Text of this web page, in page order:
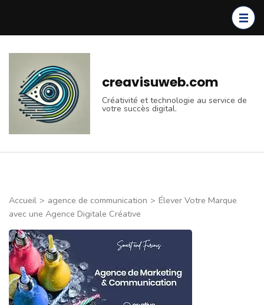
(Pressez
Entrée)
creavisuweb.com
Créativité et technologie au service de
votre succès digital.
Accueil > agence de communication > Élever Votre Marque
avec une Agence Digitale Créative